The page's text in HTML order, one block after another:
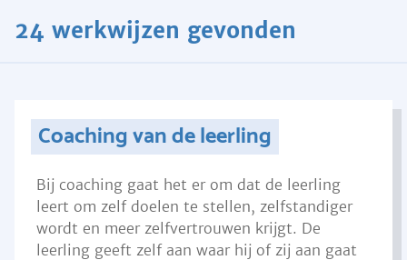
24 werkwijzen gevonden
Coaching van de leerling
Bij coaching gaat het er om dat de leerling
leert om zelf doelen te stellen, zelfstandiger
wordt en meer zelfvertrouwen krijgt. De
leerling geeft zelf aan waar hij of zij aan gaat